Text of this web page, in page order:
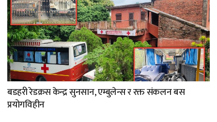
बडहरी रेडक्रस केन्द्र सुनसान, एम्बुलेन्स र रक्त संकलन बस
प्रयोगविहीन